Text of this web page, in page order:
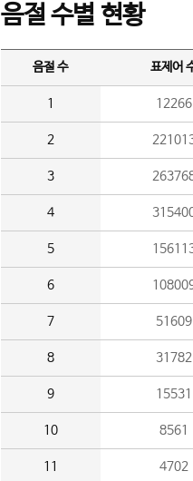
음절 수별 현황
음절 수 표제어
1 12266
2
3
4
5
6
7 51609
8 31782
9 15531
10 8561
11 4702